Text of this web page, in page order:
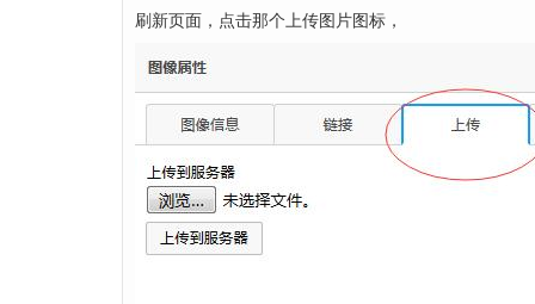
刷新页面，点击那个上传图片图标，